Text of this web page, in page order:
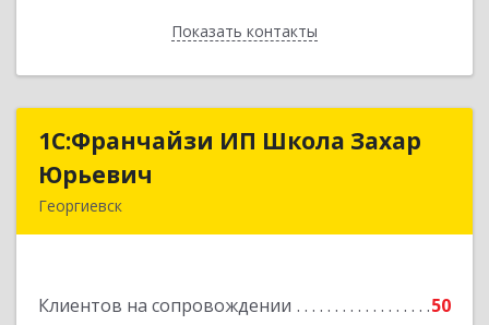
Показать контакты
Назад
1С:Франчайзи ИП Школа Захар
Юрьевич
Георгиевск
Клиентов на сопровождении 50
1С:Франчайзи ИП Школа Захар